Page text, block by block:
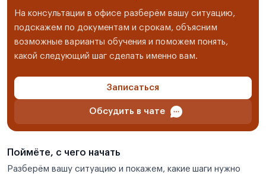
На консультации в офисе разберём вашу ситуацию,
подскажем по документам и срокам, объясним
возможные варианты обучения и поможем понять,
какой следующий шаг сделать именно вам.
Записаться
Обсудить в чате
Поймёте, с чего начать
Разберём вашу ситуацию и покажем, какие шаги нужно